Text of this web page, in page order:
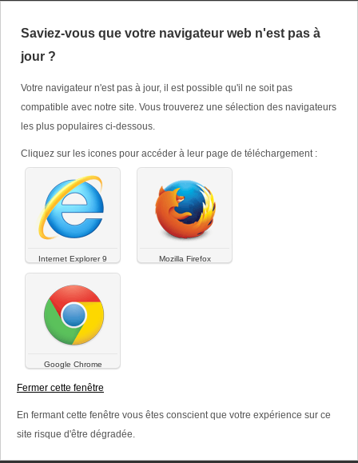
Sièges et sites industriels
Nos produits
ACFOL ®
APIRETIL ®
BLISSEL ®
NATECAL D ®
NATEMILLE ®
PROGEVA ®
YODOCEFOL ®
Compléments alimentaires
NATALBEN PLUS ®
Cosmétiques
ZELESSE ®
Dispositifs médicaux
Votre santé
A la recherche d’un développement optimal
Avant la grossesse
Saviez-vous que votre navigateur web n'est pas à
jour ?
Votre navigateur n'est pas à jour, il est possible qu'il ne soit pas
compatible avec notre site. Vous trouverez une sélection des navigateurs
les plus populaires ci-dessous.
Cliquez sur les icones pour accéder à leur page de téléchargement :
Internet Explorer 9 Mozilla Firefox
Google Chrome
Fermer cette fenêtre
En fermant cette fenêtre vous êtes conscient que votre expérience sur ce
site risque d'être dégradée.